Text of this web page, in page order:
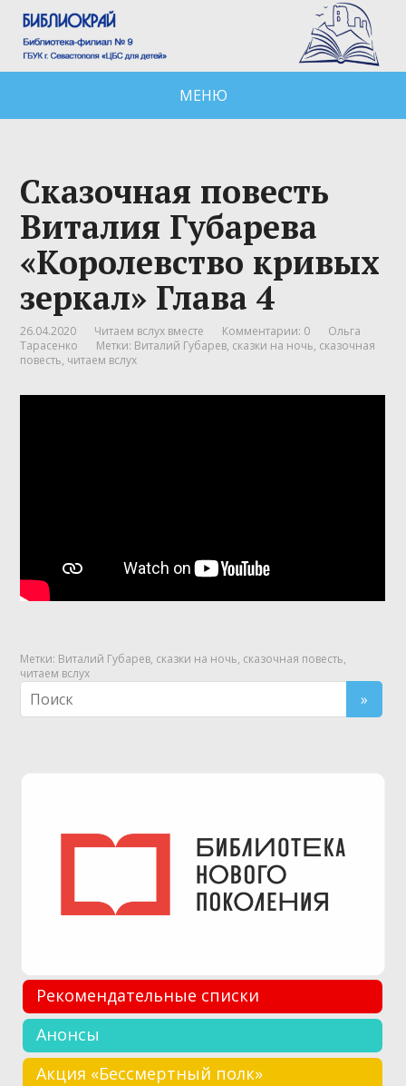
МЕНЮ
Сказочная повесть
Виталия Губарева
«Королевство кривых
зеркал» Глава 4
26.04.2020 Читаем вслух вместе Комментарии: 0
Ольга
Тарасенко
Метки: Виталий Губарев, сказки на ночь, сказочная
повесть, читаем вслух
Метки: Виталий Губарев, сказки на ночь, сказочная повесть,
читаем вслух
Рекомендательные списки
Анонсы
Акция «Бессмертный полк»